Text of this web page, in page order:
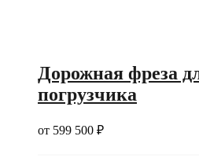
Дорожная фреза
погрузчика
от 599 500 ₽